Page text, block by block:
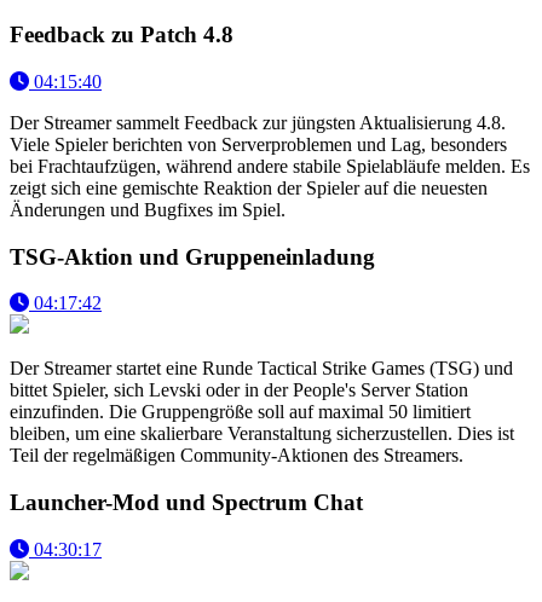
Feedback zu Patch 4.8
04:15:40
Der Streamer sammelt Feedback zur jüngsten Aktualisierung 4.8.
Viele Spieler berichten von Serverproblemen und Lag, besonders
bei Frachtaufzügen, während andere stabile Spielabläufe melden. Es
zeigt sich eine gemischte Reaktion der Spieler auf die neuesten
Änderungen und Bugfixes im Spiel.
TSG-Aktion und Gruppeneinladung
04:17:42
Der Streamer startet eine Runde Tactical Strike Games (TSG) und
bittet Spieler, sich Levski oder in der People's Server Station
einzufinden. Die Gruppengröße soll auf maximal 50 limitiert
bleiben, um eine skalierbare Veranstaltung sicherzustellen. Dies ist
Teil der regelmäßigen Community-Aktionen des Streamers.
Launcher-Mod und Spectrum Chat
04:30:17